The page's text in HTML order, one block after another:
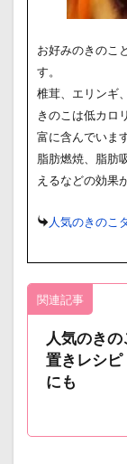
お好みのきのこ
す。
椎茸、エリンギ
きのこは低カロ
富に含んでいます
脂肪燃焼、脂肪
えるなどの効果
人気のきのこ
関連記事
人気のき
置きレシピ
にも